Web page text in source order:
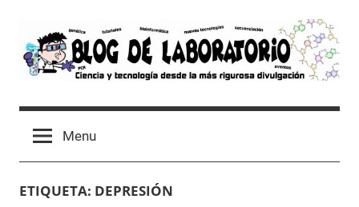
content
Blog
de
Laboratorio
Tutoriales,
Ocio
Menu
ETIQUETA: DEPRESIÓN